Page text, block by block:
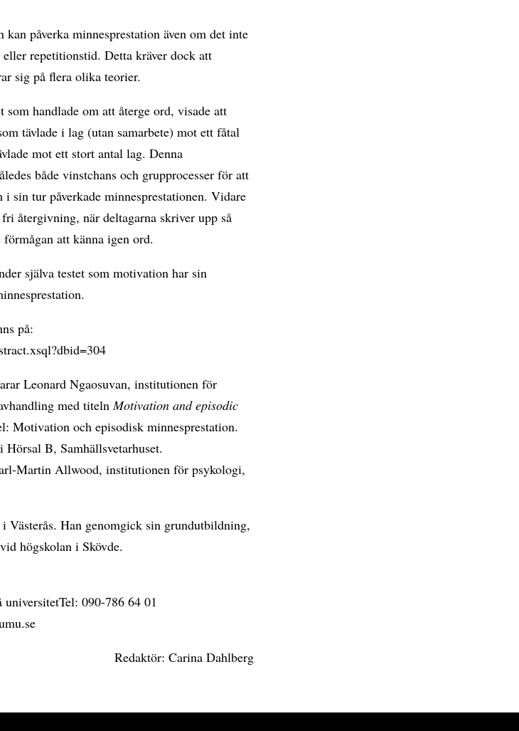
påverka minnesprestation även om det inte
repetitionstid. Detta kräver dock att
sig på flera olika teorier.
handlade om att återge ord, visade att
tävlade i lag (utan samarbete) mot ett fåtal
mot ett stort antal lag. Denna
både vinstchans och grupprocesser för att
sin tur påverkade minnesprestationen. Vidare
återgivning, när deltagarna skriver upp så
att känna igen ord.
själva testet som motivation har sin
på:
Leonard Ngaosuvan, institutionen för
med titelnMotivation and episodic
Motivation och episodisk minnesprestation.
B, Samhällsvetarhuset.
Martin Allwood, institutionen för psykologi,
Västerås. Han genomgick sin grundutbildning,
högskolan i Skövde.
universitetTel: 090-786 64 01
Redaktör: Carina Dahlberg